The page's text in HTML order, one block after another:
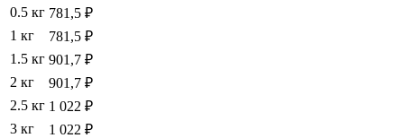
0.5 кг 781,5 ₽
1 кг
781,5 ₽
1.5 кг 901,7 ₽
2 кг
901,7 ₽
2.5 кг 1 022 ₽
3 кг
1 022 ₽